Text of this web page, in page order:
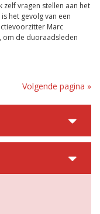
vragen stellen aan het
het gevolg van een
Marc
om de duoraadsleden
Volgende pagina »